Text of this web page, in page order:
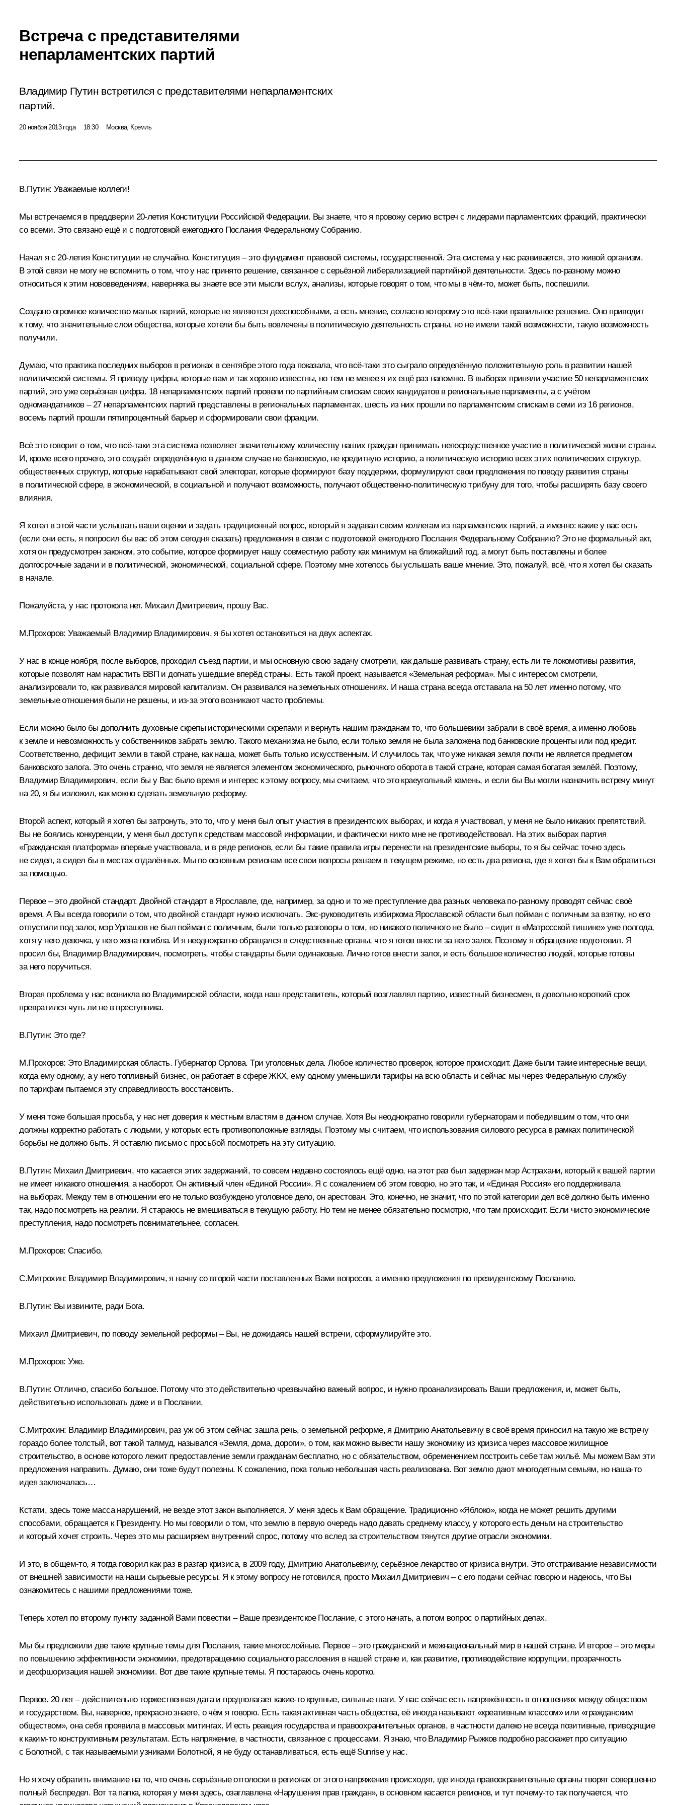
Встреча с представителями
непарламентских партий
Владимир Путин встретился с представителями непарламентских
партий.
20 ноября 2013 года 18:30 Москва, Кремль
В.Путин: Уважаемые коллеги!
Мы встречаемся в преддверии 20-летия Конституции Российской Федерации. Вы знаете, что я провожу серию встреч с лидерами парламентских фракций, практически
со всеми. Это связано ещё и с подготовкой ежегодного Послания Федеральному Собранию.
Начал я с 20-летия Конституции не случайно. Конституция – это фундамент правовой системы, государственной. Эта система у нас развивается, это живой организм.
В этой связи не могу не вспомнить о том, что у нас принято решение, связанное с серьёзной либерализацией партийной деятельности. Здесь по‑разному можно
относиться к этим нововведениям, наверняка вы знаете все эти мысли вслух, анализы, которые говорят о том, что мы в чём‑то, может быть, поспешили.
Создано огромное количество малых партий, которые не являются дееспособными, а есть мнение, согласно которому это всё‑таки правильное решение. Оно приводит
к тому, что значительные слои общества, которые хотели бы быть вовлечены в политическую деятельность страны, но не имели такой возможности, такую возможность
получили.
Думаю, что практика последних выборов в регионах в сентябре этого года показала, что всё‑таки это сыграло определённую положительную роль в развитии нашей
политической системы. Я приведу цифры, которые вам и так хорошо известны, но тем не менее я их ещё раз напомню. В выборах приняли участие 50 непарламентских
партий, это уже серьёзная цифра. 18 непарламентских партий провели по партийным спискам своих кандидатов в региональные парламенты, а с учётом
одномандатников – 27 непарламентских партий представлены в региональных парламентах, шесть из них прошли по парламентским спискам в семи из 16 регионов,
восемь партий прошли пятипроцентный барьер и сформировали свои фракции.
Всё это говорит о том, что всё‑таки эта система позволяет значительному количеству наших граждан принимать непосредственное участие в политической жизни страны.
И, кроме всего прочего, это создаёт определённую в данном случае не банковскую, не кредитную историю, а политическую историю всех этих политических структур,
общественных структур, которые нарабатывают свой электорат, которые формируют базу поддержки, формулируют свои предложения по поводу развития страны
в политической сфере, в экономической, в социальной и получают возможность, получают общественно-политическую трибуну для того, чтобы расширять базу своего
влияния.
Я хотел в этой части услышать ваши оценки и задать традиционный вопрос, который я задавал своим коллегам из парламентских партий, а именно: какие у вас есть
(если они есть, я попросил бы вас об этом сегодня сказать) предложения в связи с подготовкой ежегодного Послания Федеральному Собранию? Это не формальный акт,
хотя он предусмотрен законом, это событие, которое формирует нашу совместную работу как минимум на ближайший год, а могут быть поставлены и более
долгосрочные задачи и в политической, экономической, социальной сфере. Поэтому мне хотелось бы услышать ваше мнение. Это, пожалуй, всё, что я хотел бы сказать
в начале.
Пожалуйста, у нас протокола нет. Михаил Дмитриевич, прошу Вас.
М.Прохоров: Уважаемый Владимир Владимирович, я бы хотел остановиться на двух аспектах.
У нас в конце ноября, после выборов, проходил съезд партии, и мы основную свою задачу смотрели, как дальше развивать страну, есть ли те локомотивы развития,
которые позволят нам нарастить ВВП и догнать ушедшие вперёд страны. Есть такой проект, называется «Земельная реформа». Мы с интересом смотрели,
анализировали то, как развивался мировой капитализм. Он развивался на земельных отношениях. И наша страна всегда отставала на 50 лет именно потому, что
земельные отношения были не решены, и из‑за этого возникают часто проблемы.
Если можно было бы дополнить духовные скрепы историческими скрепами и вернуть нашим гражданам то, что большевики забрали в своё время, а именно любовь
к земле и невозможность у собственников забрать землю. Такого механизма не было, если только земля не была заложена под банковские проценты или под кредит.
Соответственно, дефицит земли в такой стране, как наша, может быть только искусственным. И случилось так, что уже никакая земля почти не является предметом
банковского залога. Это очень странно, что земля не является элементом экономического, рыночного оборота в такой стране, которая самая богатая землёй. Поэтому,
Владимир Владимирович, если бы у Вас было время и интерес к этому вопросу, мы считаем, что это краеугольный камень, и если бы Вы могли назначить встречу минут
на 20, я бы изложил, как можно сделать земельную реформу.
Второй аспект, который я хотел бы затронуть, это то, что у меня был опыт участия в президентских выборах, и когда я участвовал, у меня не было никаких препятствий.
Вы не боялись конкуренции, у меня был доступ к средствам массовой информации, и фактически никто мне не противодействовал. На этих выборах партия
«Гражданская платформа» впервые участвовала, и в ряде регионов, если бы такие правила игры перенести на президентские выборы, то я бы сейчас точно здесь
не сидел, а сидел бы в местах отдалённых. Мы по основным регионам все свои вопросы решаем в текущем режиме, но есть два региона, где я хотел бы к Вам обратиться
за помощью.
Первое – это двойной стандарт. Двойной стандарт в Ярославле, где, например, за одно и то же преступление два разных человека по‑разному проводят сейчас своё
время. А Вы всегда говорили о том, что двойной стандарт нужно исключать. Экс-руководитель избиркома Ярославской области был пойман с поличным за взятку, но его
отпустили под залог, мэр Урлашов не был пойман с поличным, были только разговоры о том, но никакого поличного не было – сидит в «Матросской тишине» уже полгода,
хотя у него девочка, у него жена погибла. И я неоднократно обращался в следственные органы, что я готов внести за него залог. Поэтому я обращение подготовил. Я
просил бы, Владимир Владимирович, посмотреть, чтобы стандарты были одинаковые. Лично готов внести залог, и есть большое количество людей, которые готовы
за него поручиться.
Вторая проблема у нас возникла во Владимирской области, когда наш представитель, который возглавлял партию, известный бизнесмен, в довольно короткий срок
превратился чуть ли не в преступника.
В.Путин: Это где?
М.Прохоров: Это Владимирская область. Губернатор Орлова. Три уголовных дела. Любое количество проверок, которое происходит. Даже были такие интересные вещи,
когда ему одному, а у него топливный бизнес, он работает в сфере ЖКХ, ему одному уменьшили тарифы на всю область и сейчас мы через Федеральную службу
по тарифам пытаемся эту справедливость восстановить.
У меня тоже большая просьба, у нас нет доверия к местным властям в данном случае. Хотя Вы неоднократно говорили губернаторам и победившим о том, что они
должны корректно работать с людьми, у которых есть противоположные взгляды. Поэтому мы считаем, что использования силового ресурса в рамках политической
борьбы не должно быть. Я оставлю письмо с просьбой посмотреть на эту ситуацию.
В.Путин: Михаил Дмитриевич, что касается этих задержаний, то совсем недавно состоялось ещё одно, на этот раз был задержан мэр Астрахани, который к вашей партии
не имеет никакого отношения, а наоборот. Он активный член «Единой России». Я с сожалением об этом говорю, но это так, и «Единая Россия» его поддерживала
на выборах. Между тем в отношении его не только возбуждено уголовное дело, он арестован. Это, конечно, не значит, что по этой категории дел всё должно быть именно
так, надо посмотреть на реалии. Я стараюсь не вмешиваться в текущую работу. Но тем не менее обязательно посмотрю, что там происходит. Если чисто экономические
преступления, надо посмотреть повнимательнее, согласен.
М.Прохоров:Спасибо.
С.Митрохин: Владимир Владимирович, я начну со второй части поставленных Вами вопросов, а именно предложения по президентскому Посланию.
В.Путин: Вы извините, ради Бога.
Михаил Дмитриевич, по поводу земельной реформы – Вы, не дожидаясь нашей встречи, сформулируйте это.
М.Прохоров: Уже.
В.Путин: Отлично, спасибо большое. Потому что это действительно чрезвычайно важный вопрос, и нужно проанализировать Ваши предложения, и, может быть,
действительно использовать даже и в Послании.
С.Митрохин: Владимир Владимирович, раз уж об этом сейчас зашла речь, о земельной реформе, я Дмитрию Анатольевичу в своё время приносил на такую же встречу
гораздо более толстый, вот такой талмуд, назывался «Земля, дома, дороги», о том, как можно вывести нашу экономику из кризиса через массовое жилищное
строительство, в основе которого лежит предоставление земли гражданам бесплатно, но с обязательством, обременением построить себе там жильё. Мы можем Вам эти
предложения направить. Думаю, они тоже будут полезны. К сожалению, пока только небольшая часть реализована. Вот землю дают многодетным семьям, но наша‑то
идея заключалась…
Кстати, здесь тоже масса нарушений, не везде этот закон выполняется. У меня здесь к Вам обращение. Традиционно «Яблоко», когда не может решить другими
способами, обращается к Президенту. Но мы говорили о том, что землю в первую очередь надо давать среднему классу, у которого есть деньги на строительство
и который хочет строить. Через это мы расширяем внутренний спрос, потому что вслед за строительством тянутся другие отрасли экономики.
И это, в общем‑то, я тогда говорил как раз в разгар кризиса, в 2009 году, Дмитрию Анатольевичу, серьёзное лекарство от кризиса внутри. Это отстраивание независимости
от внешней зависимости на наши сырьевые ресурсы. Я к этому вопросу не готовился, просто Михаил Дмитриевич – с его подачи сейчас говорю и надеюсь, что Вы
ознакомитесь с нашими предложениями тоже.
Теперь хотел по второму пункту заданной Вами повестки – Ваше президентское Послание, с этого начать, а потом вопрос о партийных делах.
Мы бы предложили две такие крупные темы для Послания, такие многослойные. Первое – это гражданский и межнациональный мир в нашей стране. И второе – это меры
по повышению эффективности экономики, предотвращению социального расслоения в нашей стране и, как развитие, противодействие коррупции, прозрачность
и деофшоризация нашей экономики. Вот две такие крупные темы. Я постараюсь очень коротко.
Первое. 20 лет – действительно торжественная дата и предполагает какие‑то крупные, сильные шаги. У нас сейчас есть напряжённость в отношениях между обществом
и государством. Вы, наверное, прекрасно знаете, о чём я говорю. Есть такая активная часть общества, её иногда называют «креативным классом» или «гражданским
обществом», она себя проявила в массовых митингах. И есть реакция государства и правоохранительных органов, в частности далеко не всегда позитивные, приводящие
к каким‑то конструктивным результатам. Есть напряжение, в частности, связанное с процессами. Я знаю, что Владимир Рыжков подробно расскажет про ситуацию
с Болотной, с так называемыми узниками Болотной, я не буду останавливаться, есть ещё Sunrise у нас.
Но я хочу обратить внимание на то, что очень серьёзные отголоски в регионах от этого напряжения происходят, где иногда правоохранительные органы творят совершенно
полный беспредел. Вот та папка, которая у меня здесь, озаглавлена «Нарушения прав граждан», в основном касается регионов, и тут почему‑то так получается, что